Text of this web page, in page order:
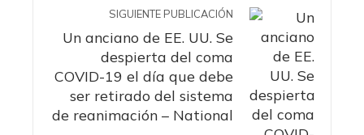
SIGUIENTE PUBLICACIÓN
Un anciano de EE. UU. Se
despierta del coma
COVID-19 el día que debe
ser retirado del sistema
de reanimación – National